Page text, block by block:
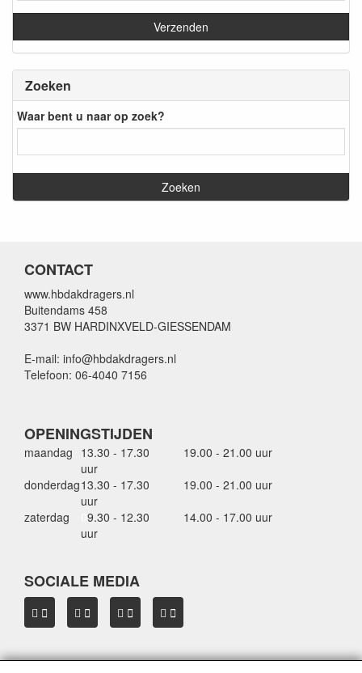
Zoeken
Waar bent u naar op zoek?
CONTACT
www.hbdakdragers.nl
Buitendams 458
3371 BW HARDINXVELD-GIESSENDAM
E-mail: info@hbdakdragers.nl
Telefoon: 06-4040 7156
OPENINGSTIJDEN
maandag 13.30 - 17.30
uur
19.00 - 21.00 uur
donderdag13.30 - 17.30
uur
19.00 - 21.00 uur
zaterdag
9.30 - 12.30
uur
14.00 - 17.00 uur
SOCIALE MEDIA